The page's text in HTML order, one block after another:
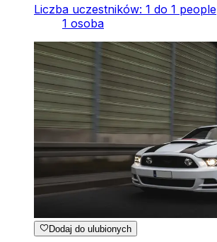
Liczba uczestników: 1 do 1 people
1 osoba
Dodaj do ulubionych